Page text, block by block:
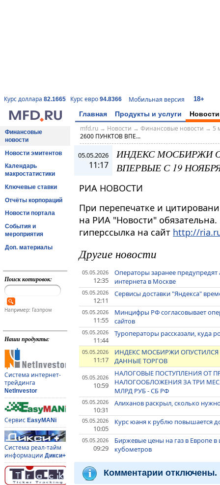
Курс доллара 82.1665 Курс евро 94.8366 Мобильная версия 18+
Главная Продукты и услуги Новости
Финансовые
новости
Новости эмитентов
Календарь
макростатистики
Ключевые ставки
Отчёты корпораций
Новости портала
События и
мероприятия
Доп. материалы
Поиск котировок:
Например: Газпром
Наши продукты:
Система интернет-
трейдинга
NetInvestor
Сервис EasyMANi
Система реал-тайм
информации Дикси+
mfd.ru→ Новости → Финансовые новости → 5
2600 ПУНКТОВ ВПЕ...
05.05.2026
11:17
ИНДЕКС МОСБИРЖИ
ВПЕРВЫЕ С 19
РИА НОВОСТИ
При перепечатке и
на РИА "Новости"
гиперссылка на сайт http://
Другие новости
05.05.2026
12:35
Операторы заранее
интернета в Москве
05.05.2026
12:11
Сервисы доставки "Яндекса"
05.05.2026
11:55
Минцифры РФ согласовывает
сайтов
05.05.2026
11:44
Туроператоры рассказали, куда
05.05.2026
11:17
ИНДЕКС МОСБИРЖИ ОПУСТИЛСЯ
ДАННЫЕ ТОРГОВ
05.05.2026
10:59
НАЛОГОВЫЕ ПОСТУПЛЕНИЯ ОТ
НАЛОГООБЛОЖЕНИЯ ЗА ТРИ
МЛРД РУБ - СБ РФ
05.05.2026
10:31
Алиханов раскрыл, сколько
05.05.2026
10:05
Курс юаня к рублю повышается
05.05.2026
09:29
Биржевые цены на газ в Европе в
кубометров
Комментарии отключены.